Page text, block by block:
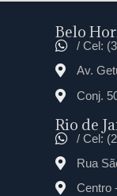
Belo
/ Cel:
Av.
Conj.
Rio de
/ Cel:
Rua
Centro